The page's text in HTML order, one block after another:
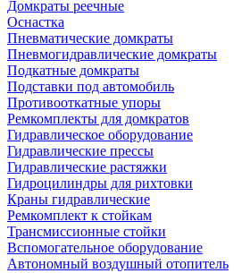
Домкраты реечные
Оснастка
Пневматические домкраты
Пневмогидравлические домкраты
Подкатные домкраты
Подставки под автомобиль
Противооткатные упоры
Ремкомплекты для домкратов
Гидравлическое оборудование
Гидравлические прессы
Гидравлические растяжки
Гидроцилиндры для рихтовки
Краны гидравлические
Ремкомплект к стойкам
Трансмиссионные стойки
Вспомогательное оборудование
Автономный воздушный отопитель